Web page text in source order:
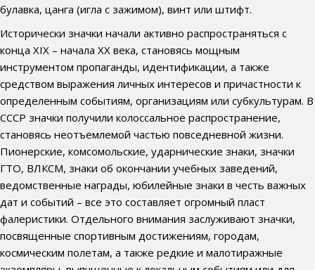
булавка, цанга (игла с зажимом), винт или штифт.
Исторически значки начали активно распространяться с
конца XIX – начала XX века, становясь мощным
инструментом пропаганды, идентификации, а также
средством выражения личных интересов и причастности к
определенным событиям, организациям или субкультурам. В
СССР значки получили колоссальное распространение,
становясь неотъемлемой частью повседневной жизни.
Пионерские, комсомольские, ударнические знаки, значки
ГТО, ВЛКСМ, знаки об окончании учебных заведений,
ведомственные награды, юбилейные знаки в честь важных
дат и событий – все это составляет огромный пласт
фалеристики. Отдельного внимания заслуживают значки,
посвященные спортивным достижениям, городам,
космическим полетам, а также редкие и малотиражные